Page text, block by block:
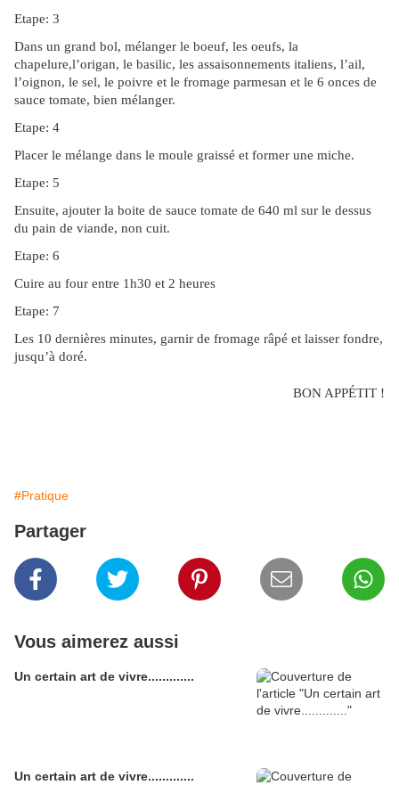
Etape: 3
Dans un grand bol, mélanger le boeuf, les oeufs, la
chapelure,l’origan, le basilic, les assaisonnements italiens, l’ail,
l’oignon, le sel, le poivre et le fromage parmesan et le 6 onces de
sauce tomate, bien mélanger.
Etape: 4
Placer le mélange dans le moule graissé et former une miche.
Etape: 5
Ensuite, ajouter la boite de sauce tomate de 640 ml sur le dessus
du pain de viande, non cuit.
Etape: 6
Cuire au four entre 1h30 et 2 heures
Etape: 7
Les 10 dernières minutes, garnir de fromage râpé et laisser fondre,
jusqu’à doré.
BON APPÉTIT !
#Pratique
Partager
Vous aimerez aussi
Un certain art de vivre.............
Un certain art de vivre.............